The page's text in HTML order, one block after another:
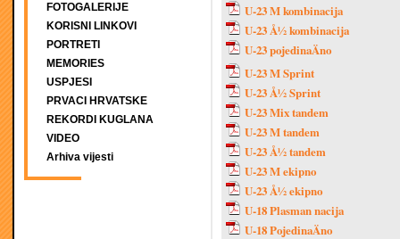
FOTOGALERIJE
KORISNI LINKOVI
PORTRETI
MEMORIES
USPJESI
PRVACI HRVATSKE
REKORDI KUGLANA
VIDEO
Arhiva vijesti
U-23 M kombinacija
U-23 Å½ kombinacija
U-23 pojedinaÄno
U-23 M Sprint
U-23 Å½ Sprint
U-23 Mix tandem
U-23 M tandem
U-23 Å½ tandem
U-23 M ekipno
U-23 Å½ ekipno
U-18 Plasman nacija
U-18 PojedinaÄno